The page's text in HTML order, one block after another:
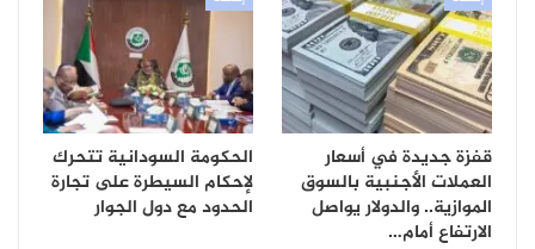
قفزة جديدة في أسعار
العملات الأجنبية بالسوق
الموازية.. والدولار يواصل
الارتفاع أمام…
الحكومة السودانية تتحرك
لإحكام السيطرة على تجارة
الحدود مع دول الجوار